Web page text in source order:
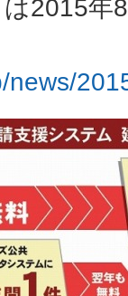
2015年
news/